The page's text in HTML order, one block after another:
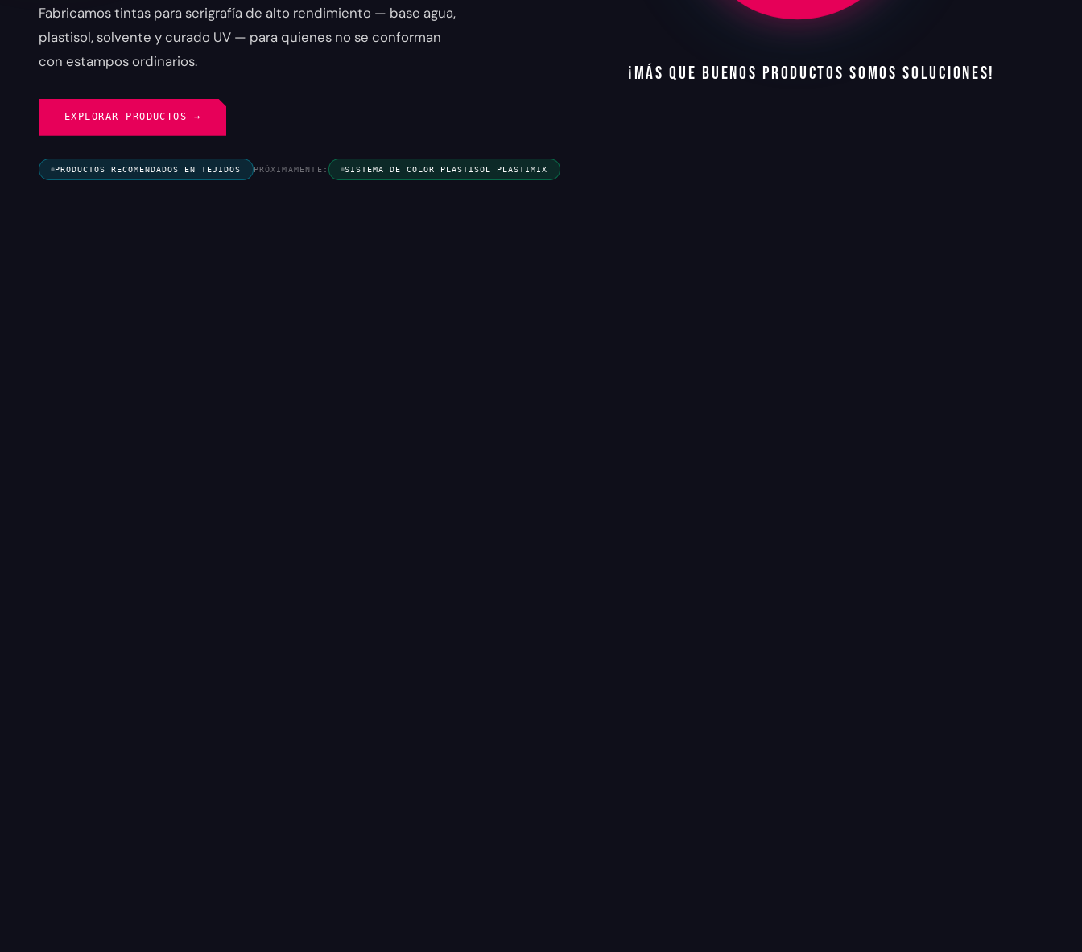
Fabricamos tintas para serigrafía de alto rendimiento — base agua,
plastisol, solvente y curado UV — para quienes no se conforman
con estampos ordinarios.
EXPLORAR PRODUCTOS →
PRODUCTOS RECOMENDADOS EN TEJIDOS PRÓXIMAMENTE: SISTEMA DE COLOR PLASTISOL PLASTIMIX
¡MÁS QUE BUENOS PRODUCTOS SOMOS SOLUCIONES!